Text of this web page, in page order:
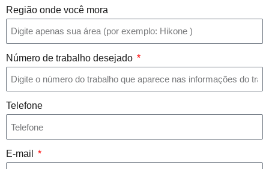
Região onde você mora
Número de trabalho desejado
Telefone
E-mail